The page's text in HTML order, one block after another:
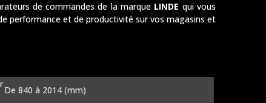
de commandes de la marque LINDE qui vous
performance et de productivité sur vos magasins et
De 840 à 2014 (mm)